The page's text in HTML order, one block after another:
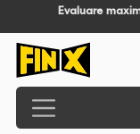
Evaluare